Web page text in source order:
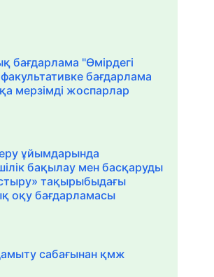
бағдарлама "Өмірдегі
бағдарлама
мерзімді жоспарлар
ұйымдарында
бақылау мен басқаруды
тақырыбыдағы
оқу бағдарламасы
сабағынан қмж